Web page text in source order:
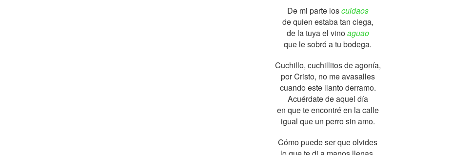
De mi parte loscuidaos
de quien estaba tan ciega,
de la tuya el vinoaguao
que le sobró a tu bodega.
Cuchillo, cuchillitos de agonía,
por Cristo, no me avasalles
cuando este llanto derramo.
Acuérdate de aquel día
en que te encontré en la calle
igual que un perro sin amo.
Cómo puede ser que olvides